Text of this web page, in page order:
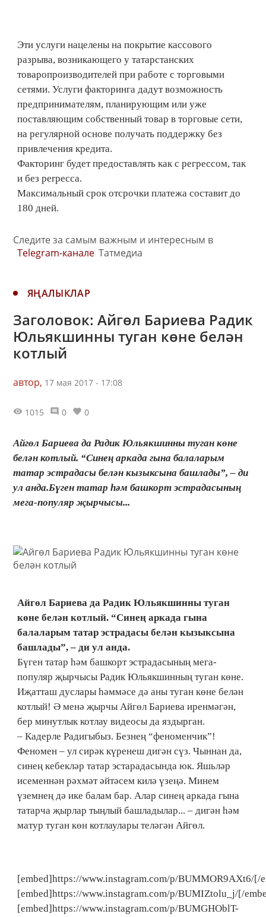
Эти услуги нацелены на покрытие кассового
разрыва, возникающего у татарстанских
товаропроизводителей при работе с торговыми
сетями. Услуги факторинга дадут возможность
предпринимателям, планирующим или уже
поставляющим собственный товар в торговые сети,
на регулярной основе получать поддержку без
привлечения кредита.
Факторинг будет предоставлять как с регрессом, так
и без рerpecca.
Максимальный срок отсрочки платежа составит до
180 дней.
Следите за самым важным и интересным в
Telegram-канале Татмедиа
ЯҢАЛЫКЛАР
Заголовок: Айгөл Бариева Радик
Юльякшинны туган көне белән
котлый
автор, 17 мая 2017 - 17:08
1015 0 0
Айгөл Бариева да Радик Юльякшинны туган көне
белән котлый. “Синең аркада гына балаларым
татар эстрадасы белән кызыксына башлады”, – ди
ул анда.Бүген татар һәм башкорт эстрадасының
мега-популяр җырчысы...
Айгөл Бариева да Радик Юльякшинны туган
көне белән котлый. “Синең аркада гына
балаларым татар эстрадасы белән кызыксына
башлады”, – ди ул анда.
Бүген татар һәм башкорт эстрадасының мега-
популяр җырчысы Радик Юльякшинның туган көне.
Иҗатташ дуслары һәммәсе дә аны туган көне белән
котлый! Ә менә җырчы Айгөл Бариева иренмәгән,
бер минутлык котлау видеосы да яздырган.
– Кадерле Радигыбыз. Безнең “феноменчик”!
Феномен – ул сирәк күренеш дигән сүз. Чыннан да,
синең кебекләр татар эстарадасында юк. Яшьләр
исеменнән рәхмәт әйтәсем килә үзеңә. Минем
үземнең дә ике балам бар. Алар синең аркада гына
татарча җырлар тыңлый башладылар... – дигән һәм
матур туган көн котлаулары теләгән Айгөл.
[embed]https://www.instagram.com/p/BUMMOR9AXt6/[/
[embed]https://www.instagram.com/p/BUMIZtolu_j/[/
[embed]https://www.instagram.com/p/BUMGHOblT-